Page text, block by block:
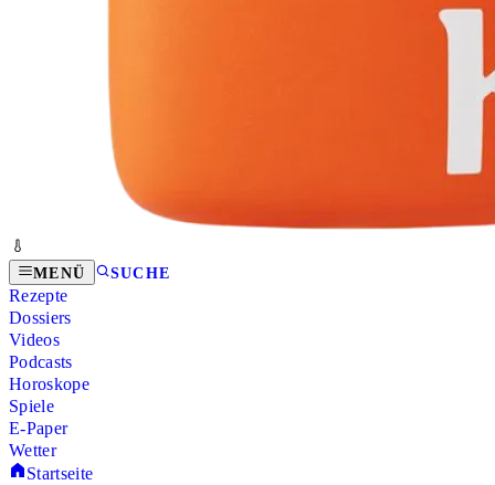
MENÜ SUCHE
Rezepte
Dossiers
Videos
Podcasts
Horoskope
Spiele
E-Paper
Wetter
Startseite